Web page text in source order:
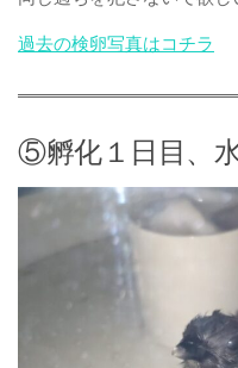
過去の検卵写真はコチラ
⑤孵化１日目、